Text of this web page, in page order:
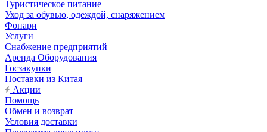
Туристическое питание
Уход за обувью, одеждой, снаряжением
Фонари
Услуги
Снабжение предприятий
Аренда Оборудования
Госзакупки
Поставки из Китая
Акции
Помощь
Обмен и возврат
Условия доставки